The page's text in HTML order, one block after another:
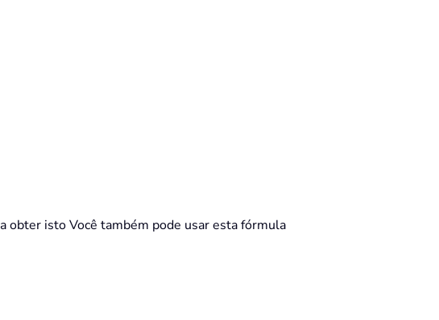
obter isto Você também pode usar esta fórmula